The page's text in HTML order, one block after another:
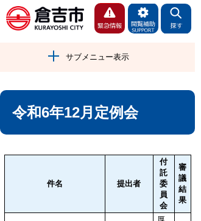
サブメニュー表示
令和6年12月定例会
件名 提出者
付
託
委
員
会
審
議
結
果